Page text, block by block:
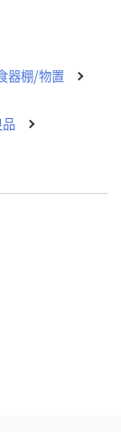
器棚/物置